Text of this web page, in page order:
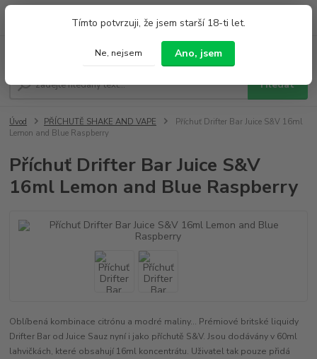
Tímto potvrzuji, že jsem starší 18-ti let.
Ne, nejsem Ano, jsem
Hledat
Po - Pá 9:00 - 19:00 So 9:00 - 14:00
Úvod PŘÍCHUTĚ SHAKE AND VAPE
Příchuť Drifter Bar Juice S&V 16ml
Lemon and Blue Raspberry
Příchuť Drifter Bar Juice S&V
16ml Lemon and Blue Raspberry
Oblíbená kombinace citrónu a modré maliny... Prémiové britské liquidy
Drifter Bar od Juice Sauz nyní i jako příchutě S&V. Jsou dodávány v 60ml
lahvičkách, které obsahují 16ml koncentrátu. Uživatel tak pouze přidá